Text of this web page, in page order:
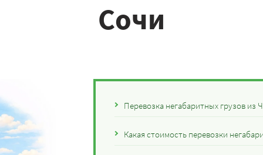
Сочи
Перевозка негабаритных грузов из
Какая стоимость перевозки